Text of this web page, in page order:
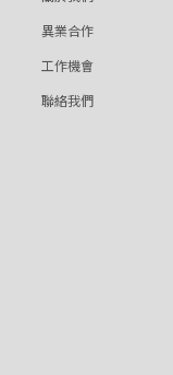
異業合作
工作機會
聯絡我們